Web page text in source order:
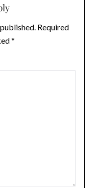
Required
*